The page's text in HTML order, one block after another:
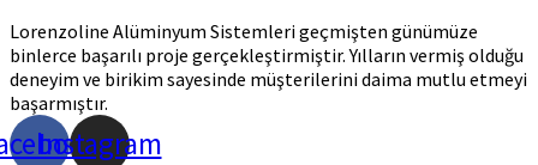
Lorenzoline Alüminyum Sistemleri geçmişten günümüze
binlerce başarılı proje gerçekleştirmiştir. Yılların vermiş olduğu
deneyim ve birikim sayesinde müşterilerini daima mutlu etmeyi
başarmıştır.
Instagram